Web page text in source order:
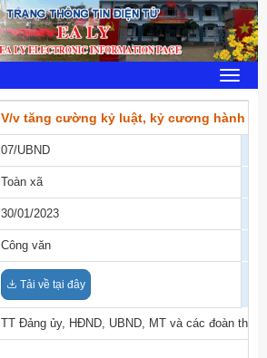
Toggle
V/v tăng cường kỷ luật, kỷ cương hành
07/UBND
Toàn xã
30/01/2023
Công văn
Tải về tại đây
TT Đảng ủy, HĐND, UBND, MT và các đoàn thể